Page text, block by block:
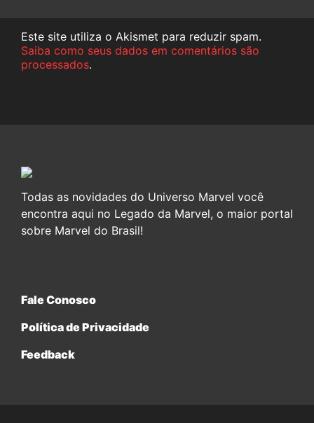
Este site utiliza o Akismet para reduzir spam.
Saiba como seus dados em comentários são
processados.
Todas as novidades do Universo Marvel você
encontra aqui no Legado da Marvel, o maior portal
sobre Marvel do Brasil!
Fale Conosco
Política de Privacidade
Feedback